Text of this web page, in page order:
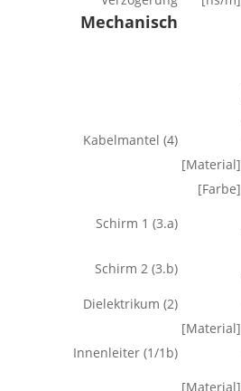
Mechanisch
Kabelmantel (4)
[Material]
[Farbe]
Schirm 1 (3.a)
Schirm 2 (3.b)
Dielektrikum (2)
[Material]
Innenleiter (1/1b)
[Material]